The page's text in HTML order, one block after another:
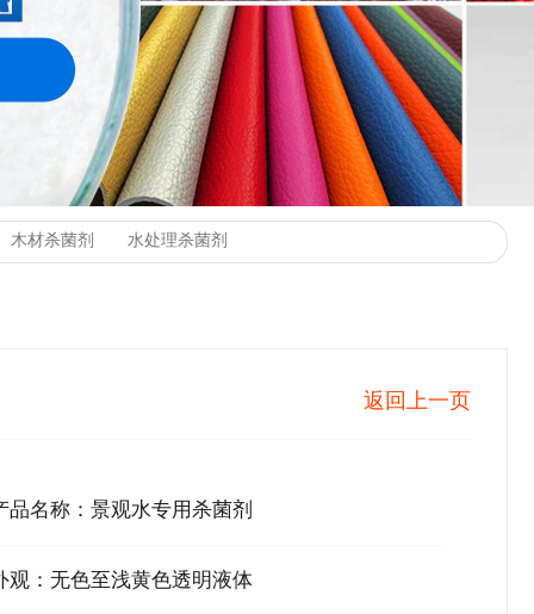
返回上一页
品名称：景观水专用杀菌剂
观：无色至浅黄色透明液体